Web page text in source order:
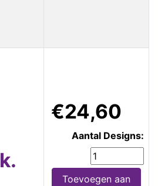
€24,60
Aantal Designs:
Toevoegen aan